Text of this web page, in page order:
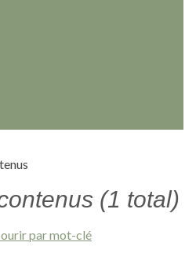
(1 total)
par mot-clé